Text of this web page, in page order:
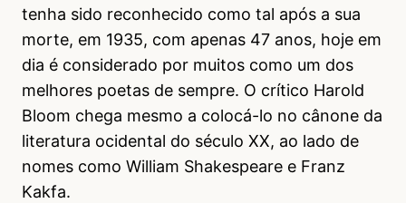
tenha sido reconhecido como tal após a sua
morte, em 1935, com apenas 47 anos, hoje em
dia é considerado por muitos como um dos
melhores poetas de sempre. O crítico Harold
Bloom chega mesmo a colocá-lo no cânone da
literatura ocidental do século XX, ao lado de
nomes como William Shakespeare e Franz
Kakfa.